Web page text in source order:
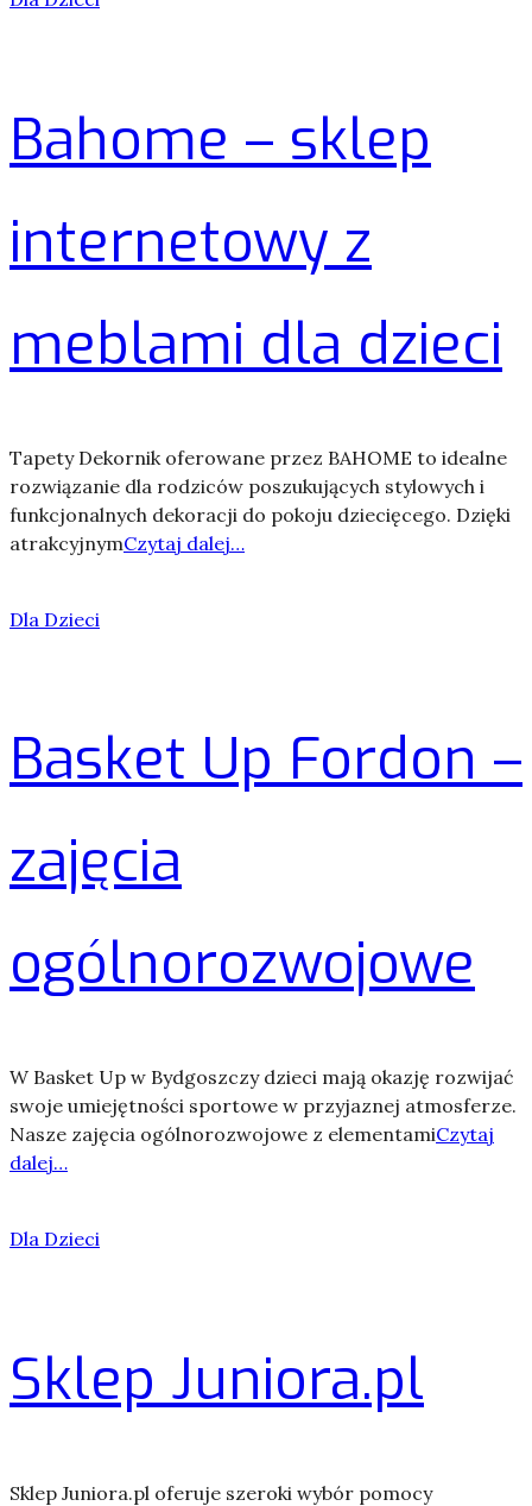
Bahome – sklep
internetowy z
meblami dla dzieci
Tapety Dekornik oferowane przez BAHOME to idealne
rozwiązanie dla rodziców poszukujących stylowych i
funkcjonalnych dekoracji do pokoju dziecięcego. Dzięki
atrakcyjnymCzytaj dalej…
Dla Dzieci
Basket Up Fordon –
zajęcia
ogólnorozwojowe
W Basket Up w Bydgoszczy dzieci mają okazję rozwijać
swoje umiejętności sportowe w przyjaznej atmosferze.
Nasze zajęcia ogólnorozwojowe z elementamiCzytaj
dalej…
Dla Dzieci
Sklep Juniora.pl
Sklep Juniora.pl oferuje szeroki wybór pomocy